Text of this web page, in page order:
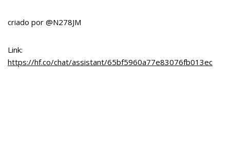
criado por @N278JM
Link:
https://hf.co/chat/assistant/65bf5960a77e83076fb013ec